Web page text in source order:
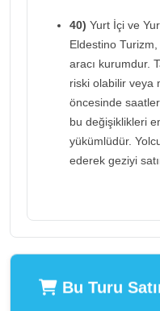
40) Yurt İçi ve
Eldestino
aracı kurumdur.
riski olabilir veya
öncesinde
bu değişiklikleri
yükümlüdür.
ederek geziyi
Bu Turu